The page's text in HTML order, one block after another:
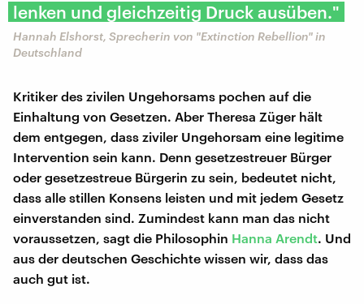
lenken und gleichzeitig Druck ausüben."
Hannah Elshorst, Sprecherin von "Extinction Rebellion" in
Deutschland
Kritiker des zivilen Ungehorsams pochen auf die
Einhaltung von Gesetzen. Aber Theresa Züger hält
dem entgegen, dass ziviler Ungehorsam eine legitime
Intervention sein kann. Denn gesetzestreuer Bürger
oder gesetzestreue Bürgerin zu sein, bedeutet nicht,
dass alle stillen Konsens leisten und mit jedem Gesetz
einverstanden sind. Zumindest kann man das nicht
voraussetzen, sagt die Philosophin Hanna Arendt. Und
aus der deutschen Geschichte wissen wir, dass das
auch gut ist.